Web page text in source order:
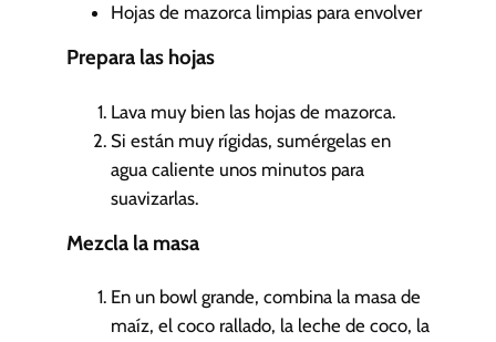
Hojas de mazorca limpias para envolver
Prepara las hojas
Lava muy bien las hojas de mazorca.
Si están muy rígidas, sumérgelas en
agua caliente unos minutos para
suavizarlas.
Mezcla la masa
En un bowl grande, combina la masa de
maíz, el coco rallado, la leche de coco, la